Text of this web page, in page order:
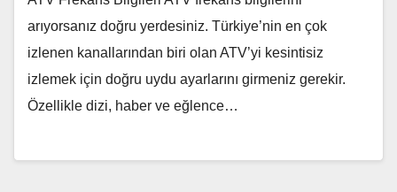
arıyorsanız doğru yerdesiniz. Türkiye’nin en çok
izlenen kanallarından biri olan ATV’yi kesintisiz
izlemek için doğru uydu ayarlarını girmeniz gerekir.
Özellikle dizi, haber ve eğlence…